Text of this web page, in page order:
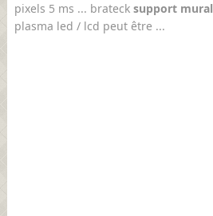
pixels 5 ms ... brateck support mural
plasma led / lcd peut être ...